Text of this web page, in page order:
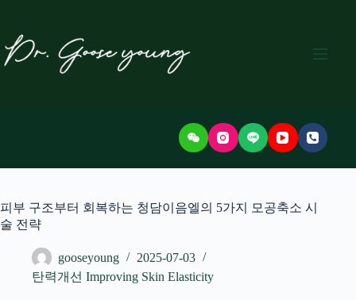
로
피부 구조부터 회복하는 청담이음엘의 5가지 모공축소 시
술 전략
gooseyoung
2025-07-03
탄력개선 Improving Skin Elasticity